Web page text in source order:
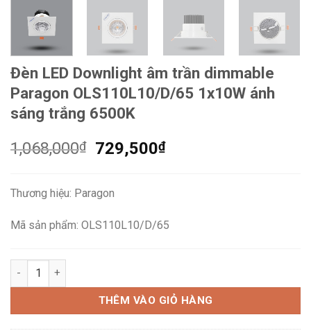
Đèn LED Downlight âm trần dimmable
Paragon OLS110L10/D/65 1x10W ánh
sáng trắng 6500K
1,068,000₫
Giá
1,068,000₫.
729,500₫Giá
Thương hiệu: Paragon
Mã sản phẩm: OLS110L10/D/65
Đèn LED Downlight âm trần dimmable Paragon OLS110L10/
THÊM VÀO GIỎ HÀNG